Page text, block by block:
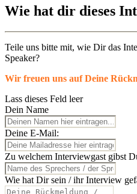
Wie hat dir dieses
Teile uns bitte mit, wie Dir das
Speaker?
Wir freuen uns auf Deine
Lass dieses Feld leer
Dein Name
Deine E-Mail:
Zu welchem Interviewgast gibst
Wie hat Dir sein / ihr Interview